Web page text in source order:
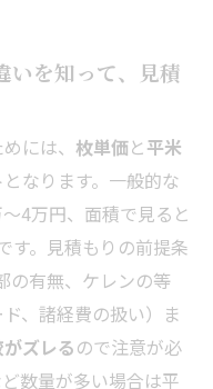
いを知って、見積
には、 枚単価と平米
なります。一般的な
4万円、面積で見ると
す。見積もりの前提条
の有無、ケレンの等
、諸経費の扱い）ま
ズレるので注意が必
数量が多い場合は平